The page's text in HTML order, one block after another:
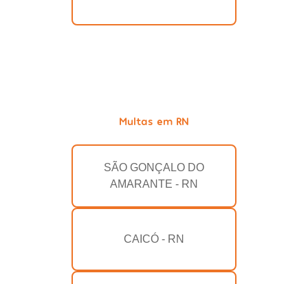
Multas em RN
SÃO GONÇALO DO
AMARANTE - RN
CAICÓ - RN